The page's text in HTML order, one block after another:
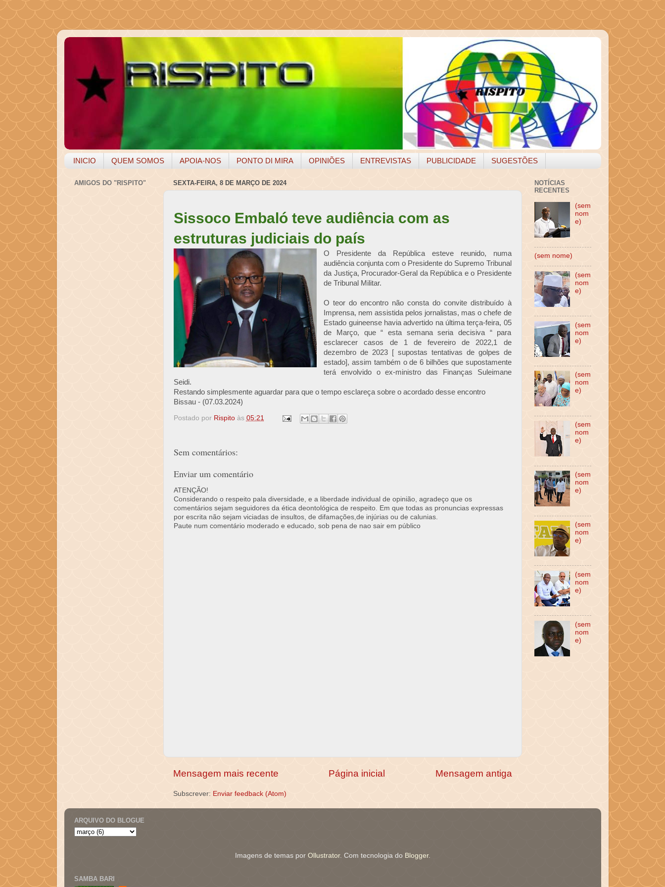
INICIO QUEM SOMOS APOIA-NOS PONTO DI MIRA OPINIÕES ENTREVISTAS PUBLICIDADE SUGESTÕES
SEXTA-FEIRA, 8 DE MARÇO DE 2024
Sissoco Embaló teve audiência com as
estruturas judiciais do país
O Presidente da República esteve reunido, numa
audiência conjunta com o Presidente do Supremo Tribunal
da Justiça, Procurador-Geral da República e o Presidente
de Tribunal Militar.
O teor do encontro não consta do convite distribuído à
Imprensa, nem assistida pelos jornalistas, mas o chefe de
Estado guineense havia advertido na última terça-feira, 05
de Março, que “ esta semana seria decisiva “ para
esclarecer casos de 1 de fevereiro de 2022,1 de
dezembro de 2023 [ supostas tentativas de golpes de
estado], assim também o de 6 bilhões que supostamente
terá envolvido o ex-ministro das Finanças Suleimane
Seidi.
Restando simplesmente aguardar para que o tempo esclareça sobre o acordado desse encontro
Bissau - (07.03.2024)
Postado por Rispito às 05:21
Sem comentários:
Enviar um comentário
ATENÇÃO!
Considerando o respeito pala diversidade, e a liberdade individual de opinião, agradeço que os
comentários sejam seguidores da ética deontológica de respeito. Em que todas as pronuncias expressas
por escrita não sejam viciadas de insultos, de difamações,de injúrias ou de calunias.
Paute num comentário moderado e educado, sob pena de nao sair em público
Mensagem mais recente Mensagem antiga
Página inicial
Subscrever: Enviar feedback (Atom)
AMIGOS DO "RISPITO"
NOTÍCIAS
RECENTES
(sem
nom
e)
(sem nome)
(sem
nom
e)
(sem
nom
e)
(sem
nom
e)
(sem
nom
e)
(sem
nom
e)
(sem
nom
e)
(sem
nom
e)
(sem
nom
e)
ARQUIVO DO BLOGUE
Imagens de temas por Ollustrator. Com tecnologia do Blogger.
SAMBA BARI